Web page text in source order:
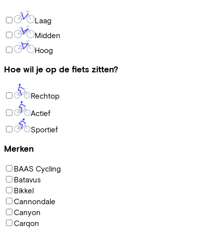
Laag
Midden
Hoog
Hoe wil je op de fiets zitten?
Rechtop
Actief
Sportief
Merken
BAAS Cycling
Batavus
Bikkel
Cannondale
Canyon
Carqon